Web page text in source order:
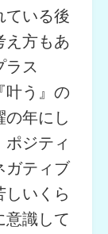
ている後
え方もあ
ラス
叶う』の
の年にし
ジティ
ガティブ
しいくら
意識して